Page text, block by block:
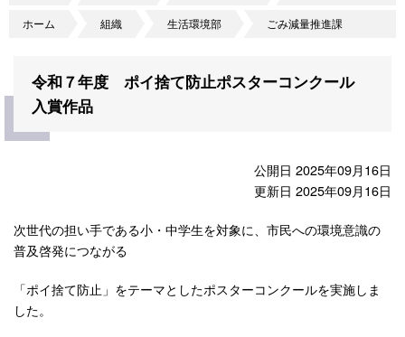
ホーム 組織 生活環境部 ごみ減量推進課
令和７年度 ポイ捨て防止ポスターコンクール
入賞作品
公開日 2025年09月16日
更新日 2025年09月16日
次世代の担い手である小・中学生を対象に、市民への環境意識の
普及啓発につながる
「ポイ捨て防止」をテーマとしたポスターコンクールを実施しま
した。